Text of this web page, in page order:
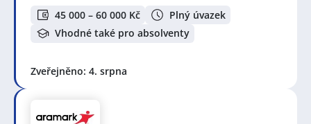
45 000 – 60 000 Kč
Plný úvazek
Vhodné také pro absolventy
Zveřejněno: 4. srpna